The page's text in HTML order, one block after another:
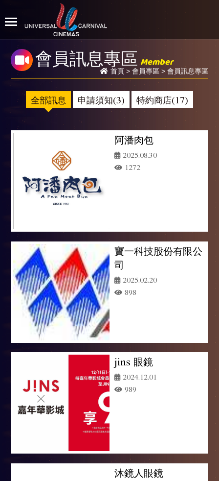
會員訊息專區 Member
首頁> 會員專區> 會員訊息專區
全部訊息 申請須知(3) 特約商店(17)
阿潘肉包
2025.08.30
1272
寶一科技股份有限公
司
2025.02.20
898
jins 眼鏡
2024.12.01
989
沐鏡人眼鏡